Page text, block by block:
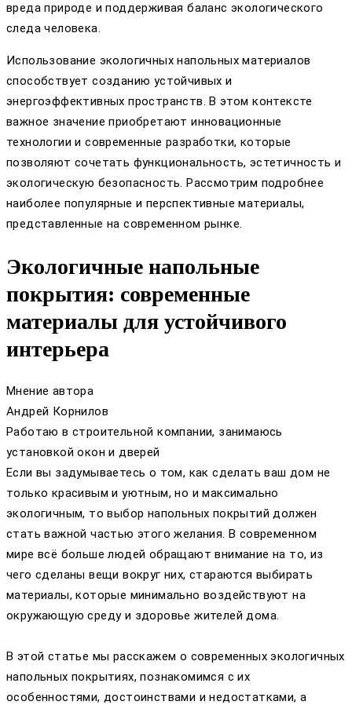
вреда природе и поддерживая баланс экологического
следа человека.
Использование экологичных напольных материалов
способствует созданию устойчивых и
энергоэффективных пространств. В этом контексте
важное значение приобретают инновационные
технологии и современные разработки, которые
позволяют сочетать функциональность, эстетичность и
экологическую безопасность. Рассмотрим подробнее
наиболее популярные и перспективные материалы,
представленные на современном рынке.
Экологичные напольные
покрытия: современные
материалы для устойчивого
интерьера
Мнение автора
Андрей Корнилов
Работаю в строительной компании, занимаюсь
установкой окон и дверей
Если вы задумываетесь о том, как сделать ваш дом не
только красивым и уютным, но и максимально
экологичным, то выбор напольных покрытий должен
стать важной частью этого желания. В современном
мире всё больше людей обращают внимание на то, из
чего сделаны вещи вокруг них, стараются выбирать
материалы, которые минимально воздействуют на
окружающую среду и здоровье жителей дома.
В этой статье мы расскажем о современных экологичных
напольных покрытиях, познакомимся с их
особенностями, достоинствами и недостатками, а